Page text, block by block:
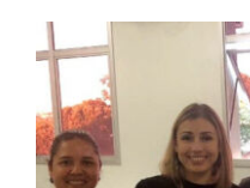
View
Larger
Image